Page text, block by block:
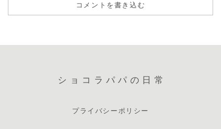
コメントを書き込む
ショコラパパの日常
プライバシーポリシー